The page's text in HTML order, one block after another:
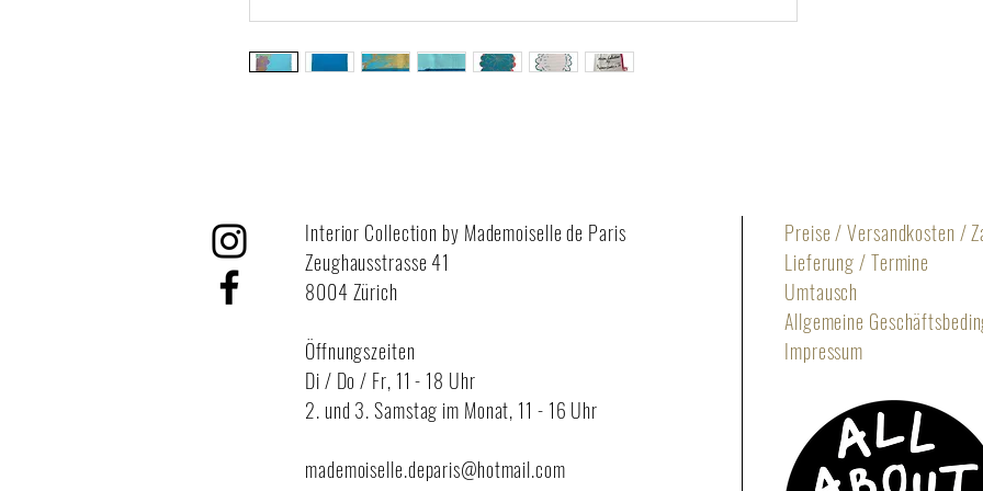
Interior Collection by Mademoiselle de Paris
Zeughausstrasse 41
8004 Zürich
Öffnungszeiten
Di / Do / Fr, 11 - 18 Uhr
2. und 3. Samstag im Monat, 11 - 16 Uhr
mademoiselle.deparis@hotmail.com
Preise / Versandkosten /
Lieferung / Termine
Umtausch
Allgemeine
Impressum